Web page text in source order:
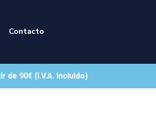
Contacto
de 90€ (I.V.A. incluido)